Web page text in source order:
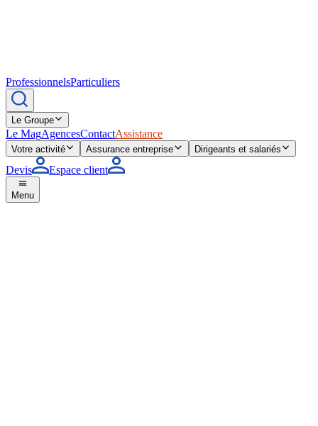
ProfessionnelsParticuliers
Le Groupe
Le MagAgencesContactAssistance
Votre activité Assurance entreprise Dirigeants et salariés
Devis Espace client
Menu